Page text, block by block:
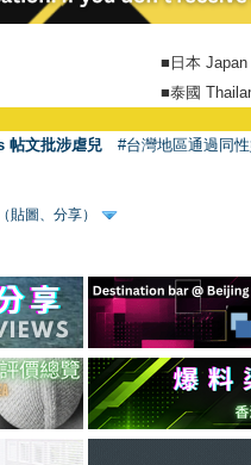
■日本 Japan
■泰國
帖文批涉虐兒 #台灣地區通過同
貼圖、分享）